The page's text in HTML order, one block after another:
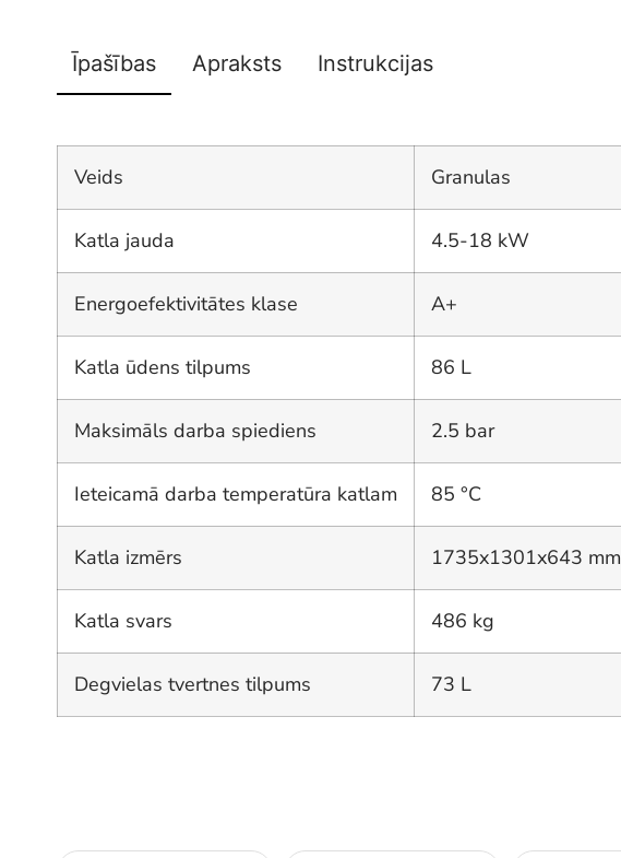
Īpašības Apraksts Instrukcijas
Veids Granulas
Katla jauda 4.5-18 kW
Energoefektivitātes klase A+
Katla ūdens tilpums 86 L
Maksimāls darba spiediens 2.5 bar
Ieteicamā darba temperatūra katlam 85 °C
Katla izmērs 1735x1301x643 mm
Katla svars 486 kg
Degvielas tvertnes tilpums 73 L